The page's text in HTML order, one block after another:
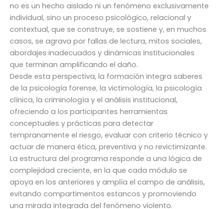
no es un hecho aislado ni un fenómeno exclusivamente
individual, sino un proceso psicológico, relacional y
contextual, que se construye, se sostiene y, en muchos
casos, se agrava por fallas de lectura, mitos sociales,
abordajes inadecuados y dinámicas institucionales
que terminan amplificando el daño.
Desde esta perspectiva, la formación integra saberes
de la psicología forense, la victimología, la psicología
clínica, la criminología y el análisis institucional,
ofreciendo a los participantes herramientas
conceptuales y prácticas para detectar
tempranamente el riesgo, evaluar con criterio técnico y
actuar de manera ética, preventiva y no revictimizante.
La estructura del programa responde a una lógica de
complejidad creciente, en la que cada módulo se
apoya en los anteriores y amplía el campo de análisis,
evitando compartimentos estancos y promoviendo
una mirada integrada del fenómeno violento.